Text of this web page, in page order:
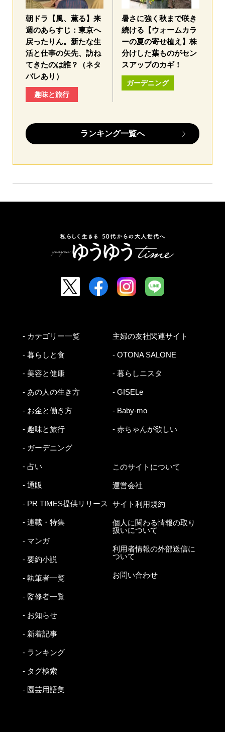
朝ドラ【風、薫る】来
週のあらすじ：東京へ
戻ったりん。新たな生
活と仕事の矢先、訪ね
てきたのは誰？（ネタ
バレあり）
趣味と旅行
暑さに強く秋まで咲き
続ける【ウォームカラ
ーの夏の寄せ植え】株
分けした葉ものがセン
スアップのカギ！
ガーデニング
ランキング一覧へ
- カテゴリー一覧
- 暮らしと食
- 美容と健康
- あの人の生き方
- お金と働き方
- 趣味と旅行
- ガーデニング
- 占い
- 通販
- PR TIMES提供リリース
- 連載・特集
- マンガ
- 要約小説
- 執筆者一覧
- 監修者一覧
- お知らせ
- 新着記事
- ランキング
- タグ検索
- 園芸用語集
主婦の友社関連サイト
- OTONA SALONE
- 暮らしニスタ
- GISELe
- Baby-mo
- 赤ちゃんが欲しい
このサイトについて
運営会社
サイト利用規約
個人に関わる情報の取り
扱いについて
利用者情報の外部送信に
ついて
お問い合わせ